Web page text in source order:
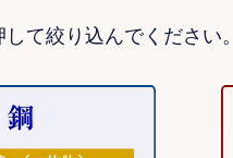
て絞り込んでください。